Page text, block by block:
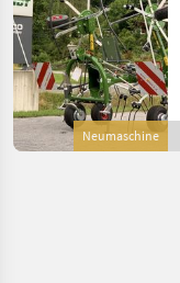
Neumaschine